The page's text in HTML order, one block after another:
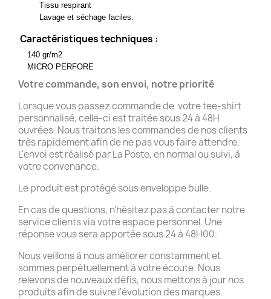
Tissu respirant
Lavage et séchage faciles.
Caractéristiques techniques :
140 gr/m2
MICRO PERFORE
Votre commande, son envoi, notre priorité
Lorsque vous passez commande de votre tee-shirt
personnalisé, celle-ci est traitée sous 24 à 48H
ouvrées. Nous traitons les commandes de nos clients
très rapidement afin de ne pas vous faire attendre.
L'envoi est réalisé par La Poste, en normal ou suivi, à
votre convenance.
Le produit est protégé sous enveloppe bulle.
En cas de questions, n'hésitez pas à contacter notre
service clients via votre espace personnel. Une
réponse vous sera apportée sous 24 à 48H00.
Nous veillons à nous améliorer constamment et
sommes perpétuellement à votre écoute. Nous
relevons de nouveaux défis, nous mettons à jour nos
produits afin de suivre l'évolution des marques.